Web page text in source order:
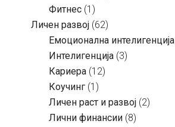
Фитнес (1)
Личен развој (62)
Емоционална интелигенција
Интелигенција (3)
Кариера (12)
Коучинг (1)
Личен раст и развој (2)
Лични финансии (8)